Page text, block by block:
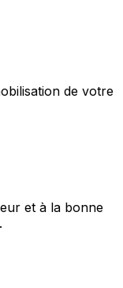
de votre
et à la bonne